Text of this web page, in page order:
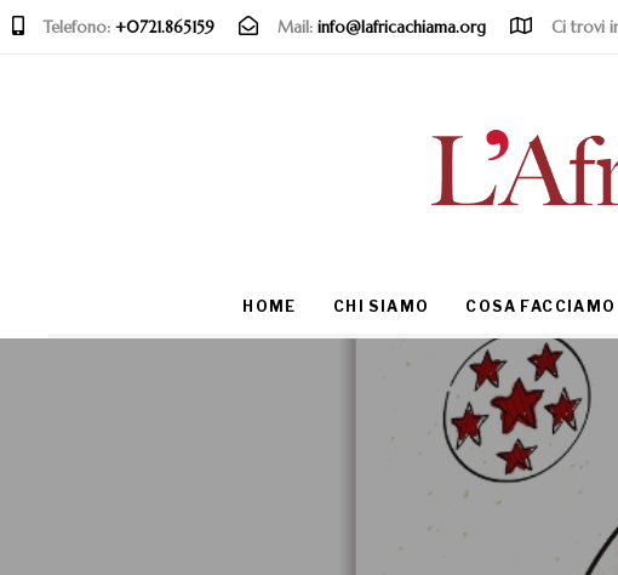
Telefono: +0721.865159 Mail: info@lafricachiama.org Ci trovi
HOME CHI SIAMO COSA FACCIAMO